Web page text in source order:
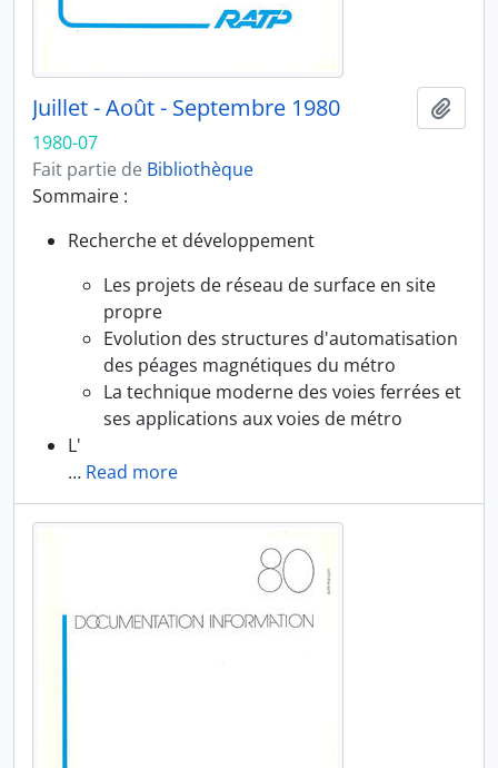
Juillet - Août - Septembre 1980
1980-07
Fait partie de Bibliothèque
Sommaire :
Recherche et développement
Les projets de réseau de surface en site
propre
Evolution des structures d'automatisation
des péages magnétiques du métro
La technique moderne des voies ferrées et
ses applications aux voies de métro
L'
… Read more